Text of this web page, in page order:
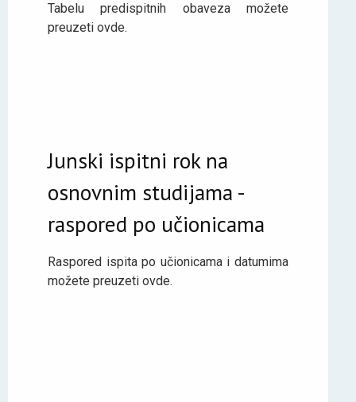
Tabelu predispitnih obaveza možete
preuzeti ovde.
Junski ispitni rok na
osnovnim studijama -
raspored po učionicama
Raspored ispita po učionicama i datumima
možete preuzeti ovde.